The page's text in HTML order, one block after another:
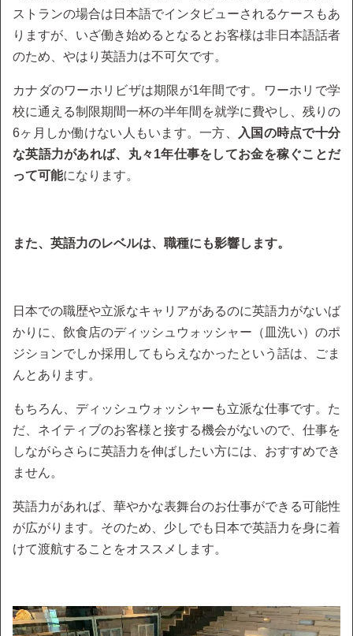
ストランの場合は日本語でインタビューされるケースもあ
りますが、いざ働き始めるとなるとお客様は非日本語話者
のため、やはり英語力は不可欠です。
カナダのワーホリビザは期限が1年間です。ワーホリで学
校に通える制限期間一杯の半年間を就学に費やし、残りの
6ヶ月しか働けない人もいます。一方、
入国の時点で十分
な英語力があれば、丸々1年仕事をしてお金を稼ぐことだ
って可能になります。
また、英語力のレベルは、職種にも影響します。
日本での職歴や立派なキャリアがあるのに英語力がないば
かりに、飲食店のディッシュウォッシャー（皿洗い）のポ
ジションでしか採用してもらえなかったという話は、ごま
んとあります。
もちろん、ディッシュウォッシャーも立派な仕事です。た
だ、ネイティブのお客様と接する機会がないので、仕事を
しながらさらに英語力を伸ばしたい方には、おすすめでき
ません。
英語力があれば、華やかな表舞台のお仕事ができる可能性
が広がります。そのため、少しでも日本で英語力を身に着
けて渡航することをオススメします。